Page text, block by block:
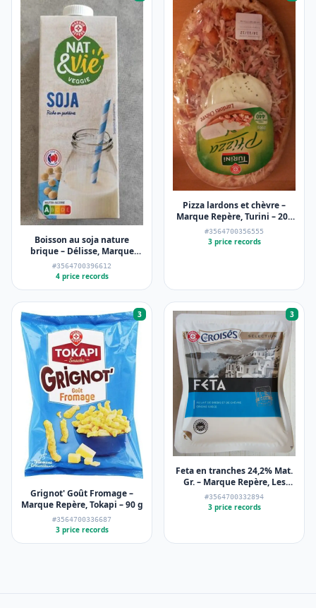
Boisson au soja nature
brique – Délisse, Marque
Repère, NAT&vie – 6 x 1 l
#3564700396612
4 price records
Pizza lardons et chèvre –
Marque Repère, Turini – 200
g
#3564700356555
3 price records
3
Grignot' Goût Fromage –
Marque Repère, Tokapi – 90 g
#3564700336687
3 price records
3
Feta en tranches 24,2% Mat.
Gr. – Marque Repère, Les
Croisés – 200 g
#3564700332894
3 price records